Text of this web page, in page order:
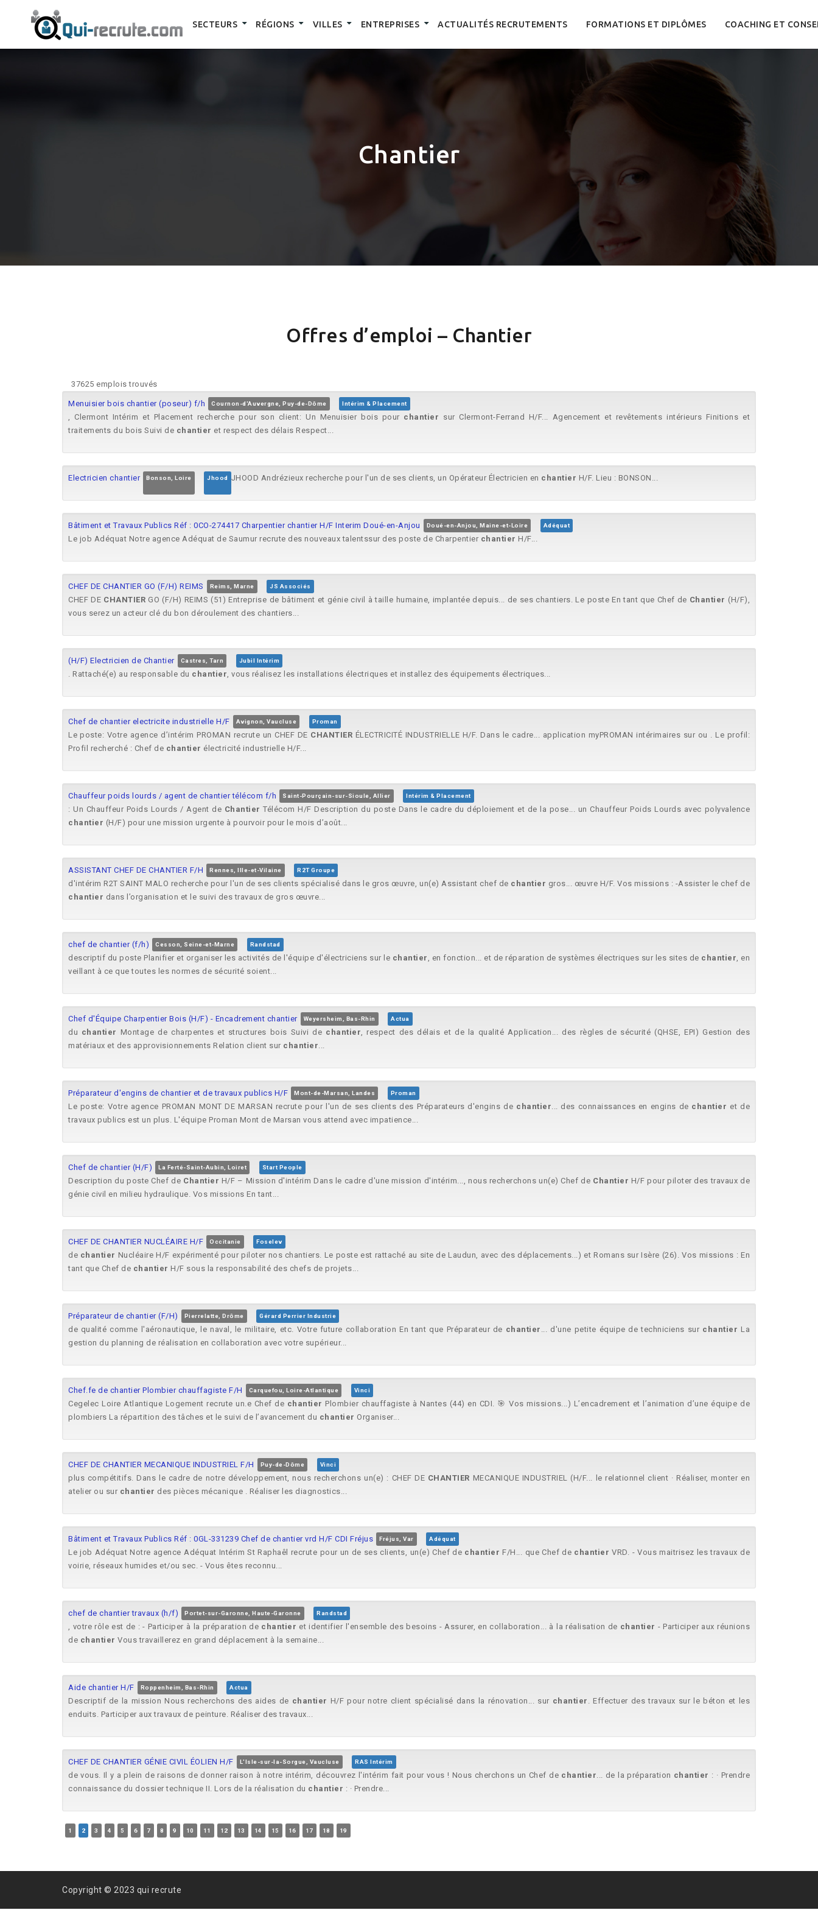
SECTEURS RÉGIONS VILLES ENTREPRISES ACTUALITÉS RECRUTEMENTS FORMATIONS ET DIPLÔMES COACHING ET
Chantier
Offres d’emploi – Chantier
37625 emplois trouvés
Menuisier bois chantier (poseur) f/h Cournon-d'Auvergne, Puy-de-Dôme Intérim & Placement
, Clermont Intérim et Placement recherche pour son client: Un Menuisier bois pour chantier sur Clermont-Ferrand H/F... Agencement et revêtements intérieurs Finitions et
traitements du bois Suivi de chantier et respect des délais Respect...
Electricien chantier Bonson, Loire Jhood JHOOD Andrézieux recherche pour l'un de ses clients, un Opérateur Électricien en chantier H/F. Lieu : BONSON...
Bâtiment et Travaux Publics Réf : 0CO-274417 Charpentier chantier H/F Interim Doué-en-Anjou Doué-en-Anjou, Maine-et-Loire Adéquat
Le job Adéquat Notre agence Adéquat de Saumur recrute des nouveaux talentssur des poste de Charpentier chantier H/F...
CHEF DE CHANTIER GO (F/H) REIMS Reims, Marne JS Associés
CHEF DE CHANTIER GO (F/H) REIMS (51) Entreprise de bâtiment et génie civil à taille humaine, implantée depuis... de ses chantiers. Le poste En tant que Chef de Chantier (H/F),
vous serez un acteur clé du bon déroulement des chantiers...
(H/F) Electricien de Chantier Castres, Tarn Jubil Intérim
. Rattaché(e) au responsable du chantier, vous réalisez les installations électriques et installez des équipements électriques...
Chef de chantier electricite industrielle H/F Avignon, Vaucluse Proman
Le poste: Votre agence d’intérim PROMAN recrute un CHEF DE CHANTIER ÉLECTRICITÉ INDUSTRIELLE H/F. Dans le cadre... application myPROMAN intérimaires sur ou . Le profil:
Profil recherché : Chef de chantier électricité industrielle H/F...
Chauffeur poids lourds / agent de chantier télécom f/h Saint-Pourçain-sur-Sioule, Allier Intérim & Placement
: Un Chauffeur Poids Lourds / Agent de Chantier Télécom H/F Description du poste Dans le cadre du déploiement et de la pose... un Chauffeur Poids Lourds avec polyvalence
chantier (H/F) pour une mission urgente à pourvoir pour le mois d’août...
ASSISTANT CHEF DE CHANTIER F/H Rennes, Ille-et-Vilaine R2T Groupe
d'intérim R2T SAINT MALO recherche pour l'un de ses clients spécialisé dans le gros œuvre, un(e) Assistant chef de chantier gros... œuvre H/F. Vos missions : -Assister le chef de
chantier dans l’organisation et le suivi des travaux de gros œuvre...
chef de chantier (f/h) Cesson, Seine-et-Marne Randstad
descriptif du poste Planifier et organiser les activités de l'équipe d'électriciens sur le chantier , en fonction... et de réparation de systèmes électriques sur les sites de chantier, en
veillant à ce que toutes les normes de sécurité soient...
Chef d'Équipe Charpentier Bois (H/F) - Encadrement chantier Weyersheim, Bas-Rhin Actua
du chantier Montage de charpentes et structures bois Suivi de chantier, respect des délais et de la qualité Application... des règles de sécurité (QHSE, EPI) Gestion des
matériaux et des approvisionnements Relation client sur chantier...
Préparateur d'engins de chantier et de travaux publics H/F Mont-de-Marsan, Landes Proman
Le poste: Votre agence PROMAN MONT DE MARSAN recrute pour l'un de ses clients des Préparateurs d'engins de chantier... des connaissances en engins de chantier et de
travaux publics est un plus. L'équipe Proman Mont de Marsan vous attend avec impatience...
Chef de chantier (H/F) La Ferté-Saint-Aubin, Loiret Start People
Description du poste Chef de Chantier H/F – Mission d'intérim Dans le cadre d'une mission d'intérim..., nous recherchons un(e) Chef de Chantier H/F pour piloter des travaux de
génie civil en milieu hydraulique. Vos missions En tant...
CHEF DE CHANTIER NUCLÉAIRE H/F Occitanie Foselev
de chantier Nucléaire H/F expérimenté pour piloter nos chantiers. Le poste est rattaché au site de Laudun, avec des déplacements...) et Romans sur Isère (26). Vos missions : En
tant que Chef de chantier H/F sous la responsabilité des chefs de projets...
Préparateur de chantier (F/H) Pierrelatte, Drôme Gérard Perrier Industrie
de qualité comme l'aéronautique, le naval, le militaire, etc. Votre future collaboration En tant que Préparateur de chantier ... d'une petite équipe de techniciens sur chantier La
gestion du planning de réalisation en collaboration avec votre supérieur...
Chef.fe de chantier Plombier chauffagiste F/H Carquefou, Loire-Atlantique Vinci
Cegelec Loire Atlantique Logement recrute un.e Chef de chantier Plombier chauffagiste à Nantes (44) en CDI. 🎯 Vos missions...) L’encadrement et l’animation d’une équipe de
plombiers La répartition des tâches et le suivi de l’avancement du chantier Organiser...
CHEF DE CHANTIER MECANIQUE INDUSTRIEL F/H Puy-de-Dôme Vinci
plus compétitifs. Dans le cadre de notre développement, nous recherchons un(e) : CHEF DE CHANTIER MECANIQUE INDUSTRIEL (H/F... le relationnel client · Réaliser, monter en
atelier ou sur chantier des pièces mécanique . Réaliser les diagnostics...
Bâtiment et Travaux Publics Réf : 0GL-331239 Chef de chantier vrd H/F CDI Fréjus Fréjus, Var Adéquat
Le job Adéquat Notre agence Adéquat Intérim St Raphaêl recrute pour un de ses clients, un(e) Chef de chantier F/H... que Chef de chantier VRD. - Vous maitrisez les travaux de
voirie, réseaux humides et/ou sec. - Vous êtes reconnu...
chef de chantier travaux (h/f) Portet-sur-Garonne, Haute-Garonne Randstad
, votre rôle est de : - Participer à la préparation de chantier et identifier l'ensemble des besoins - Assurer, en collaboration... à la réalisation de chantier - Participer aux réunions
de chantier Vous travaillerez en grand déplacement à la semaine...
Aide chantier H/F Roppenheim, Bas-Rhin Actua
Descriptif de la mission Nous recherchons des aides de chantier H/F pour notre client spécialisé dans la rénovation... sur chantier . Effectuer des travaux sur le béton et les
enduits. Participer aux travaux de peinture. Réaliser des travaux...
CHEF DE CHANTIER GÉNIE CIVIL ÉOLIEN H/F L'Isle-sur-la-Sorgue, Vaucluse RAS Intérim
de vous. Il y a plein de raisons de donner raison à notre intérim, découvrez l'intérim fait pour vous ! Nous cherchons un Chef de chantier... de la préparation chantier : · Prendre
connaissance du dossier technique II. Lors de la réalisation du chantier : · Prendre...
1 2 3 4 5 6 7 8 9 10 11 12 13 14 15 16 17 18 19
Copyright © 2023 qui recrute